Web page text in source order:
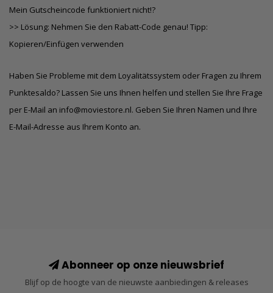
Mein Gutscheincode funktioniert nicht!?
>> Lösung: Nehmen Sie den Rabatt-Code genau! Tipp:
Kopieren/Einfügen verwenden
Haben Sie Probleme mit dem Loyalitätssystem oder Fragen zu Ihrem
Punktesaldo? Lassen Sie uns Ihnen helfen und stellen Sie Ihre Frage
per E-Mail an info@moviestore.nl. Geben Sie Ihren Namen und Ihre
E-Mail-Adresse aus Ihrem Konto an.
Abonneer op onze nieuwsbrief
Blijf op de hoogte van de nieuwste aanbiedingen & releases